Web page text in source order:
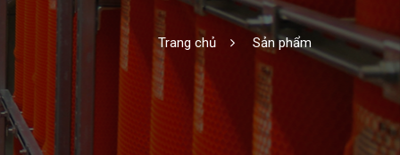
Trang chủ Sản phẩm